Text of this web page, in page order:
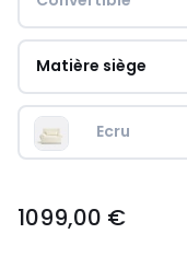
Matière siège
Ecru
€.
1099,00 €